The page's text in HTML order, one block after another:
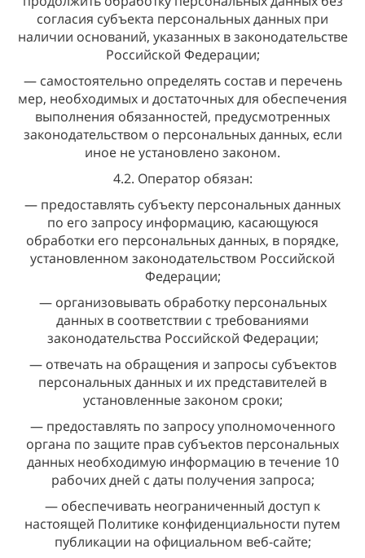
согласия субъекта персональных данных при
наличии оснований, указанных в законодательстве
Российской Федерации;
— самостоятельно определять состав и перечень
мер, необходимых и достаточных для обеспечения
выполнения обязанностей, предусмотренных
законодательством о персональных данных, если
иное не установлено законом.
4.2. Оператор обязан:
— предоставлять субъекту персональных данных
по его запросу информацию, касающуюся
обработки его персональных данных, в порядке,
установленном законодательством Российской
Федерации;
— организовывать обработку персональных
данных в соответствии с требованиями
законодательства Российской Федерации;
— отвечать на обращения и запросы субъектов
персональных данных и их представителей в
установленные законом сроки;
— предоставлять по запросу уполномоченного
органа по защите прав субъектов персональных
данных необходимую информацию в течение 10
рабочих дней с даты получения запроса;
— обеспечивать неограниченный доступ к
настоящей Политике конфиденциальности путем
публикации на официальном веб-сайте;